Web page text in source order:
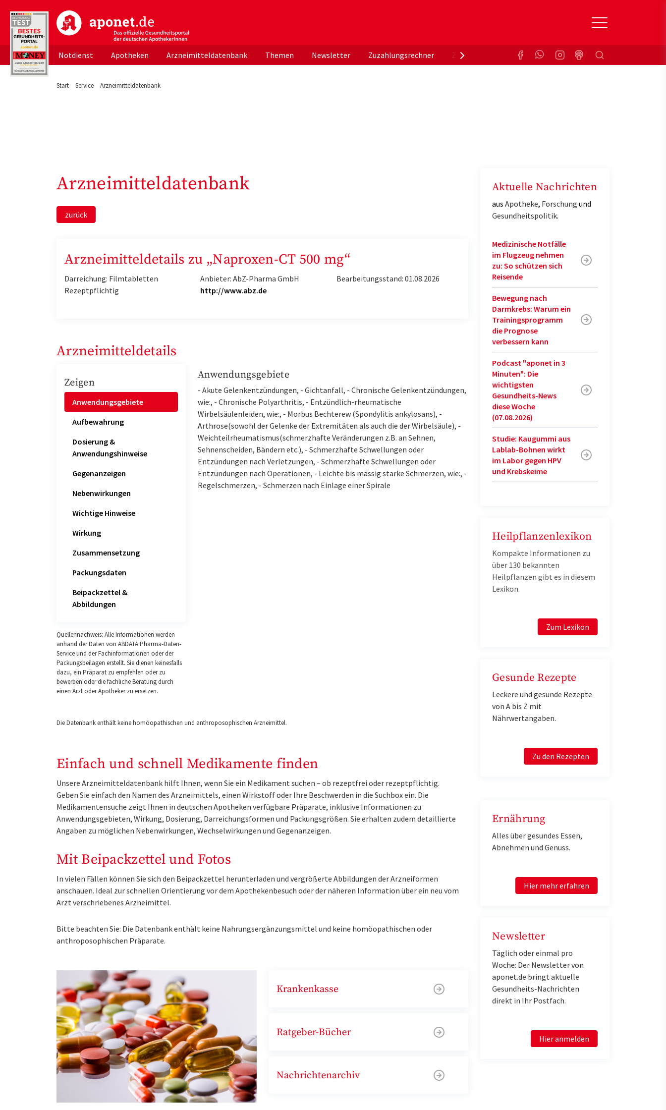
aponet.de - Das offizielle Gesundheitsportal der deutschen ApothekerInnen
Notdienst Apotheken Arzneimitteldatenbank Themen Newsletter Zuzahlungsrechner Zuzahlungsbefreiung KrankenkasseSuchen
Start Service Arzneimitteldatenbank
Arzneimitteldatenbank
zurück
Arzneimitteldetails zu „Naproxen-CT 500 mg“
Darreichung: Filmtabletten
Rezeptpflichtig
Anbieter: AbZ-Pharma GmbH
http://www.abz.de
Bearbeitungsstand: 01.08.2026
Arzneimitteldetails
Zeigen
Anwendungsgebiete
Aufbewahrung
Dosierung &
Anwendungshinweise
Gegenanzeigen
Nebenwirkungen
Wichtige Hinweise
Wirkung
Zusammensetzung
Packungsdaten
Beipackzettel &
Abbildungen
Quellennachweis: Alle Informationen werden
anhand der Daten von ABDATA Pharma-Daten-
Service und der Fachinformationen oder der
Packungsbeilagen erstellt. Sie dienen keinesfalls
dazu, ein Präparat zu empfehlen oder zu
bewerben oder die fachliche Beratung durch
einen Arzt oder Apotheker zu ersetzen.
Anwendungsgebiete
- Akute Gelenkentzündungen, - Gichtanfall, - Chronische Gelenkentzündungen,
wie:, - Chronische Polyarthritis, - Entzündlich-rheumatische
Wirbelsäulenleiden, wie:, - Morbus Bechterew (Spondylitis ankylosans), -
Arthrose(sowohl der Gelenke der Extremitäten als auch die der Wirbelsäule), -
Weichteilrheumatismus(schmerzhafte Veränderungen z.B. an Sehnen,
Sehnenscheiden, Bändern etc.), - Schmerzhafte Schwellungen oder
Entzündungen nach Verletzungen, - Schmerzhafte Schwellungen oder
Entzündungen nach Operationen, - Leichte bis mässig starke Schmerzen, wie:, -
Regelschmerzen, - Schmerzen nach Einlage einer Spirale
Die Datenbank enthält keine homöopathischen und anthroposophischen Arzneimittel.
Einfach und schnell Medikamente finden
Unsere Arzneimitteldatenbank hilft Ihnen, wenn Sie ein Medikament suchen – ob rezeptfrei oder rezeptpflichtig.
Geben Sie einfach den Namen des Arzneimittels, einen Wirkstoff oder Ihre Beschwerden in die Suchbox ein. Die
Medikamentensuche zeigt Ihnen in deutschen Apotheken verfügbare Präparate, inklusive Informationen zu
Anwendungsgebieten, Wirkung, Dosierung, Darreichungsformen und Packungsgrößen. Sie erhalten zudem detaillierte
Angaben zu möglichen Nebenwirkungen, Wechselwirkungen und Gegenanzeigen.
Mit Beipackzettel und Fotos
In vielen Fällen können Sie sich den Beipackzettel herunterladen und vergrößerte Abbildungen der Arzneiformen
anschauen. Ideal zur schnellen Orientierung vor dem Apothekenbesuch oder der näheren Information über ein neu vom
Arzt verschriebenes Arzneimittel.
Bitte beachten Sie: Die Datenbank enthält keine Nahrungsergänzungsmittel und keine homöopathischen oder
anthroposophischen Präparate.
Krankenkasse
Ratgeber-Bücher
Nachrichtenarchiv
Aktuelle Nachrichten
aus Apotheke, Forschung und
Gesundheitspolitik.
Medizinische Notfälle
im Flugzeug nehmen
zu: So schützen sich
Reisende
Bewegung nach
Darmkrebs: Warum ein
Trainingsprogramm
die Prognose
verbessern kann
Podcast "aponet in 3
Minuten": Die
wichtigsten
Gesundheits-News
diese Woche
(07.08.2026)
Studie: Kaugummi aus
Lablab-Bohnen wirkt
im Labor gegen HPV
und Krebskeime
Heilpflanzenlexikon
Kompakte Informationen zu
über 130 bekannten
Heilpflanzen gibt es in diesem
Lexikon.
Zum Lexikon
Gesunde Rezepte
Leckere und gesunde Rezepte
von A bis Z mit
Nährwertangaben.
Zu den Rezepten
Ernährung
Alles über gesundes Essen,
Abnehmen und Genuss.
Hier mehr erfahren
Newsletter
Täglich oder einmal pro
Woche: Der Newsletter von
aponet.de bringt aktuelle
Gesundheits-Nachrichten
direkt in Ihr Postfach.
Hier anmelden